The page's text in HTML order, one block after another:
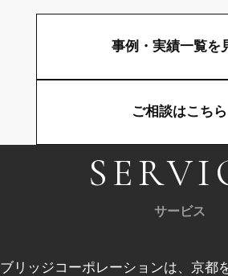
事例・実績一覧を
ご相談はこちら
サービス
ブリッジコーポレーションは、京都